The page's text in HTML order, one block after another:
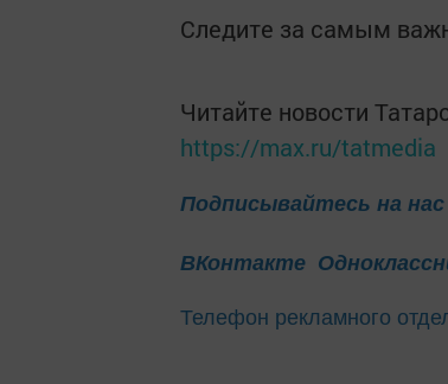
Следите за самым
Читайте новости
https://max.ru/tatmedia
Подписывайтесь на
ВКонтакте
Телефон рекламного